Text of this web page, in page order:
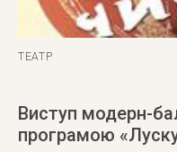
ТЕАТР
Виступ модерн-
програмою